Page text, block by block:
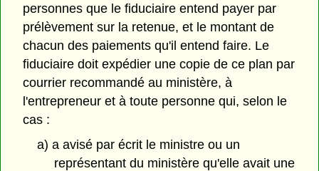
personnes que le fiduciaire entend payer par
prélèvement sur la retenue, et le montant de
chacun des paiements qu'il entend faire. Le
fiduciaire doit expédier une copie de ce plan par
courrier recommandé au ministère, à
l'entrepreneur et à toute personne qui, selon le
cas :
a) a avisé par écrit le ministre ou un
représentant du ministère qu'elle avait une